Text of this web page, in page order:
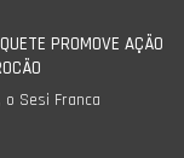
PROMOVE AÇÃO
Sesi Franca